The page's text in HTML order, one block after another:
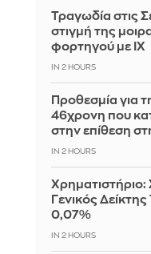
Τραγωδία στις
στιγμή της
φορτηγού με ΙΧ
IN 2 HOURS
Προθεσμία για
46χρονη που
στην επίθεση
IN 2 HOURS
Χρηματιστήριο:
Γενικός
0,07%
IN 2 HOURS